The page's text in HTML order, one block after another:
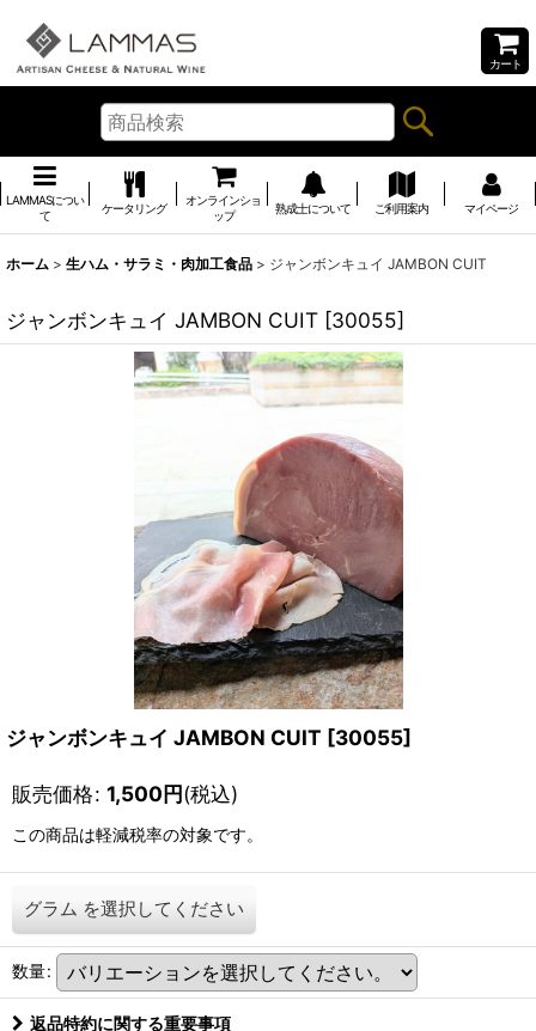
カート
LAMMASについ
て
ケータリング
オンラインショ
ップ
熟成士について ご利用案内 マイページ
ホーム > 生ハム・サラミ・肉加工食品 > ジャンボンキュイ JAMBON CUIT
ジャンボンキュイ JAMBON CUIT [30055]
ジャンボンキュイ JAMBON CUIT [30055]
販売価格: 1,500円(税込)
この商品は軽減税率の対象です。
グラム を選択してください
数量:
返品特約に関する重要事項